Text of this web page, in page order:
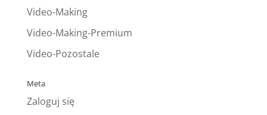
Video-Making
Video-Making-Premium
Video-Pozostale
Meta
Zaloguj się